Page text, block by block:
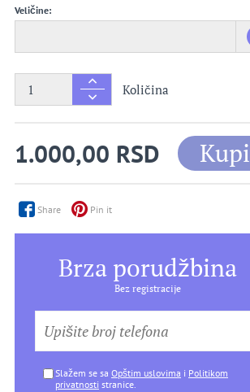
Veličine:
Količina
1.000,00 RSD Kupi
Share Pin it
Brza porudžbina
Bez registracije
Slažem se sa Opštim uslovima i Politikom
privatnosti stranice.